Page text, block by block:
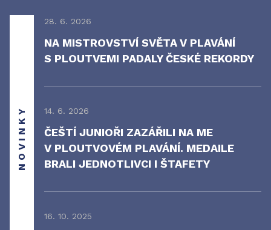
NOVINKY
28. 6. 2026
NA MISTROVSTVÍ SVĚTA V PLAVÁNÍ
S PLOUTVEMI PADALY ČESKÉ REKORDY
14. 6. 2026
ČEŠTÍ JUNIOŘI ZAZÁŘILI NA ME
V PLOUTVOVÉM PLAVÁNÍ. MEDAILE
BRALI JEDNOTLIVCI I ŠTAFETY
16. 10. 2025